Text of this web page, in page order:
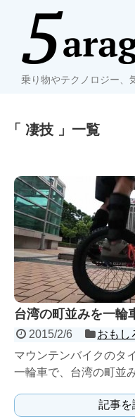
乗り物やテクノロジー、
「 凄技 」一覧
台湾の町並みを一輪
2015/2/6 おもし
マウンテンバイクのタ
一輪車で、台湾の町並
記事を